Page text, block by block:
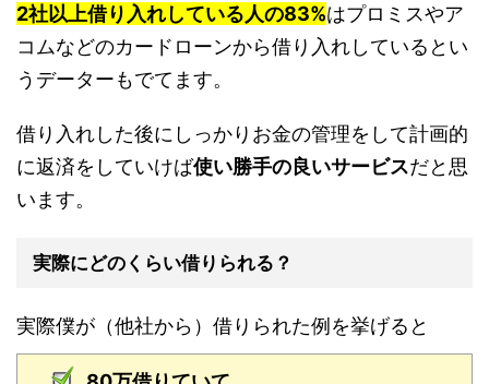
2社以上借り入れしている人の83%はプロミスやア
コムなどのカードローンから借り入れしているとい
うデーターもでてます。
借り入れした後にしっかりお金の管理をして計画的
に返済をしていけば使い勝手の良いサービスだと思
います。
実際にどのくらい借りられる？
実際僕が（他社から）借りられた例を挙げると